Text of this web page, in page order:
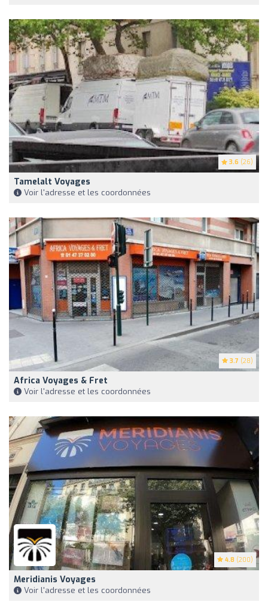
3.6 (26)
Tamelalt Voyages
Voir l'adresse et les coordonnées
3.7 (28)
Africa Voyages & Fret
Voir l'adresse et les coordonnées
4.8 (200)
Meridianis Voyages
Voir l'adresse et les coordonnées